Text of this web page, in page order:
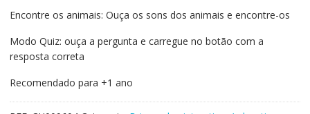
Encontre os animais: Ouça os sons dos animais e encontre-os
Modo Quiz: ouça a pergunta e carregue no botão com a
resposta correta
Recomendado para +1 ano